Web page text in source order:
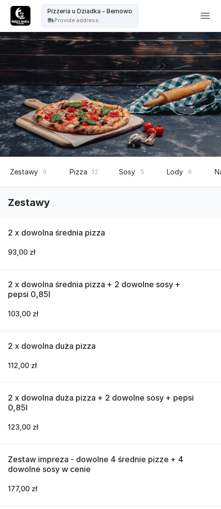
Pizzeria u Dziadka - Bemowo
Provide address...
Zestawy 6 Pizza 32 Sosy 5 Lody 6
Zestawy
2 x dowolna średnia pizza
93,00 zł
2 x dowolna średnia pizza + 2 dowolne sosy +
pepsi 0,85l
103,00 zł
2 x dowolna duża pizza
112,00 zł
2 x dowolna duża pizza + 2 dowolne sosy + pepsi
0,85l
123,00 zł
Zestaw impreza - dowolne 4 średnie pizze + 4
dowolne sosy w cenie
177,00 zł